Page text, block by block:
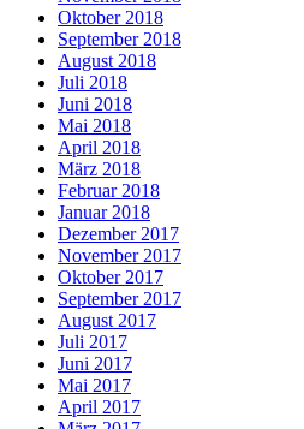
Oktober 2018
September 2018
August 2018
Juli 2018
Juni 2018
Mai 2018
April 2018
März 2018
Februar 2018
Januar 2018
Dezember 2017
November 2017
Oktober 2017
September 2017
August 2017
Juli 2017
Juni 2017
Mai 2017
April 2017